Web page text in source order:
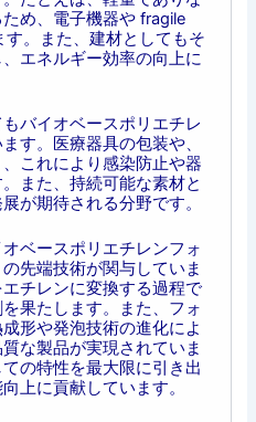
め、電子機器や fragile
。また、建材としてもそ
エネルギー効率の向上に
バイオベースポリエチレ
す。医療器具の包装や、
これにより感染防止や器
また、持続可能な素材と
が期待される分野です。
ベースポリエチレンフォ
先端技術が関与していま
チレンに変換する過程で
果たします。また、フォ
形や発泡技術の進化によ
な製品が実現されていま
の特性を最大限に引き出
上に貢献しています。